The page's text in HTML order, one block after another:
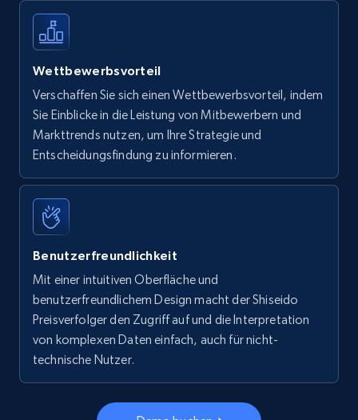
Wettbewerbsvorteil
Verschaffen Sie sich einen Wettbewerbsvorteil, indem
Sie Einblicke in die Leistung von Mitbewerbern und
Markttrends nutzen, um Ihre Strategie und
Entscheidungsfindung zu informieren.
Benutzerfreundlichkeit
Mit einer intuitiven Oberfläche und
benutzerfreundlichem Design macht der Shiseido
Preisverfolger den Zugriff auf und die Interpretation
von komplexen Daten einfach, auch für nicht-
technische Nutzer.